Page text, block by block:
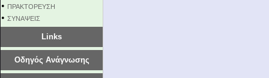
• ΠΡΑΚΤΟΡΕΥΣΗ
• ΣΥΝΑΨΕΙΣ
Links
Οδηγός Ανάγνωσης